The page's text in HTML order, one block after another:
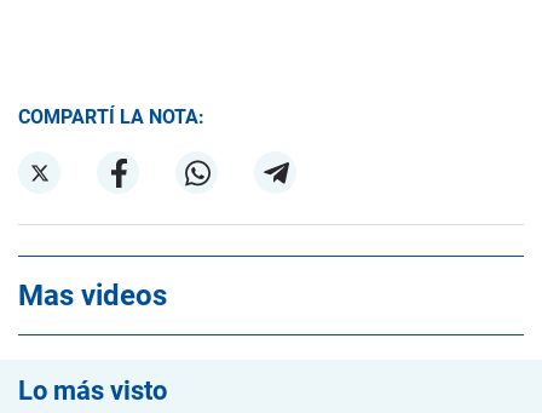
COMPARTÍ LA NOTA:
Mas videos
Lo más visto